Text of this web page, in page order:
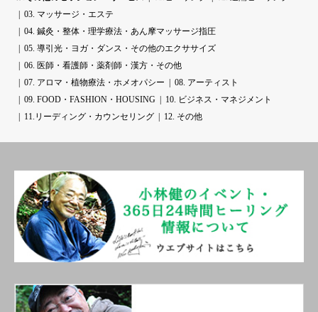
03. マッサージ・エステ
04. 鍼灸・整体・理学療法・あん摩マッサージ指圧
05. 導引光・ヨガ・ダンス・その他のエクササイズ
06. 医師・看護師・薬剤師・漢方・その他
07. アロマ・植物療法・ホメオパシー
08. アーティスト
09. FOOD・FASHION・HOUSING
10. ビジネス・マネジメント
11.リーディング・カウンセリング
12. その他